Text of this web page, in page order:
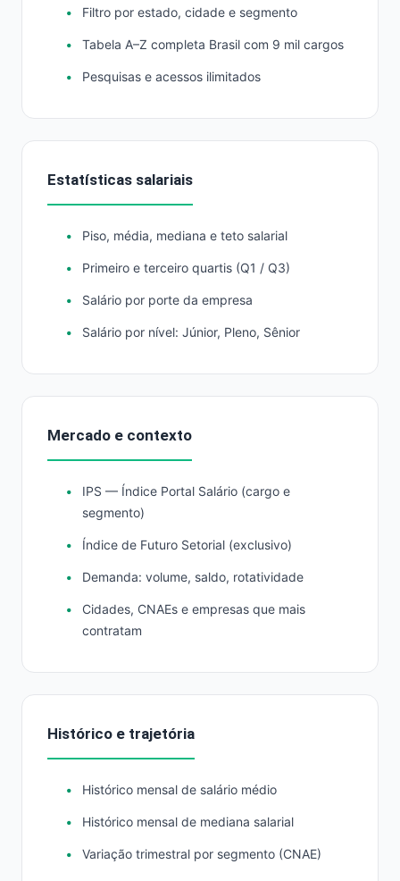
Filtro por estado, cidade e segmento
Tabela A–Z completa Brasil com 9 mil cargos
Pesquisas e acessos ilimitados
Estatísticas salariais
Piso, média, mediana e teto salarial
Primeiro e terceiro quartis (Q1 / Q3)
Salário por porte da empresa
Salário por nível: Júnior, Pleno, Sênior
Mercado e contexto
IPS — Índice Portal Salário (cargo e
segmento)
Índice de Futuro Setorial (exclusivo)
Demanda: volume, saldo, rotatividade
Cidades, CNAEs e empresas que mais
contratam
Histórico e trajetória
Histórico mensal de salário médio
Histórico mensal de mediana salarial
Variação trimestral por segmento (CNAE)